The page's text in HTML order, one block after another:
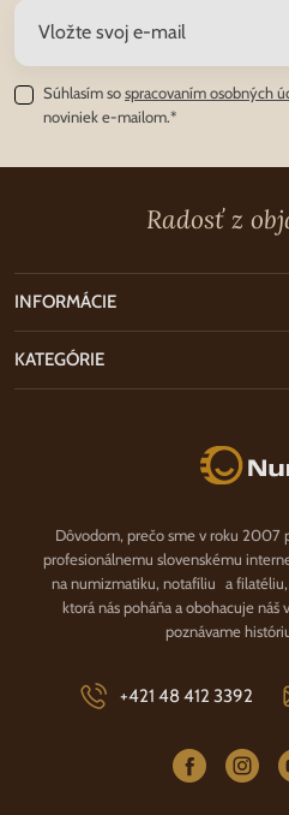
Súhlasím sospracovaním osobných
noviniek e-mailom.*
Radosť z
Dôvodom, prečo sme v roku 2007
profesionálnemu slovenskému
na numizmatiku, notafíliu a filatéliu,
ktorá nás poháňa a obohacuje náš
poznávame
+421 48 412 3392
INFORMÁCIE
KATEGÓRIE